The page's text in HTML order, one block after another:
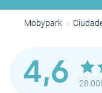
Mobypark
4,6